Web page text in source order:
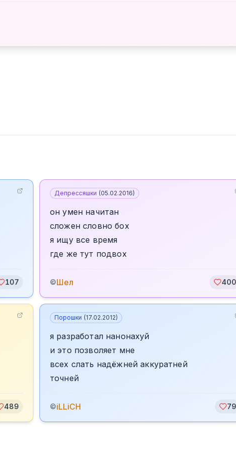
107
Депрессяшки (05.02.2016)
он умен начитан
сложен словно бох
я ищу все время
где же тут подвох
©Шел 400
489
Порошки (17.02.2012)
я разработал нанонахуй
и это позволяет мне
всех слать надёжней аккуратней
точней
©iLLiCH 79